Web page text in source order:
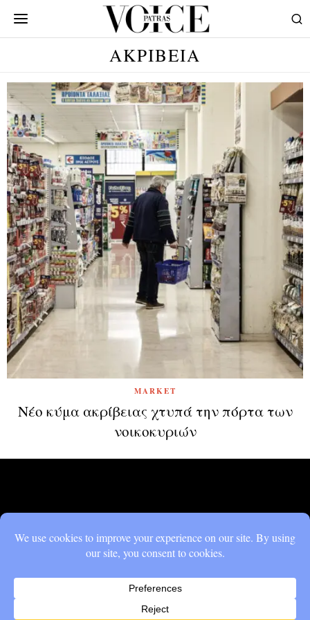
ΑΚΡΙΒΕΙΑ
MARKET
Νέο κύμα ακρίβειας χτυπά την πόρτα των
νοικοκυριών